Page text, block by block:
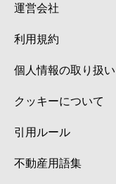
運営会社
利用規約
個人情報の取り扱い
クッキーについて
引用ルール
不動産用語集